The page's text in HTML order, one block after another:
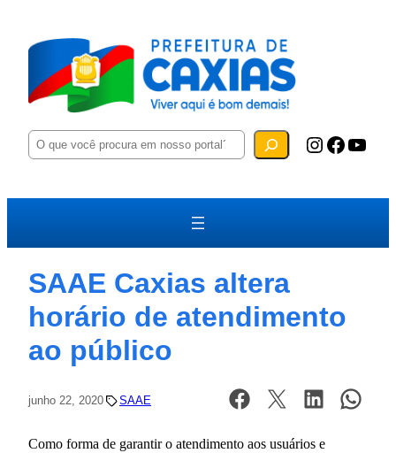
P
e
u
a
Instagram Facebook YouTube
SAAE Caxias altera
horário de atendimento
ao público
junho 22, 2020 SAAE
Como forma de garantir o atendimento aos usuários e